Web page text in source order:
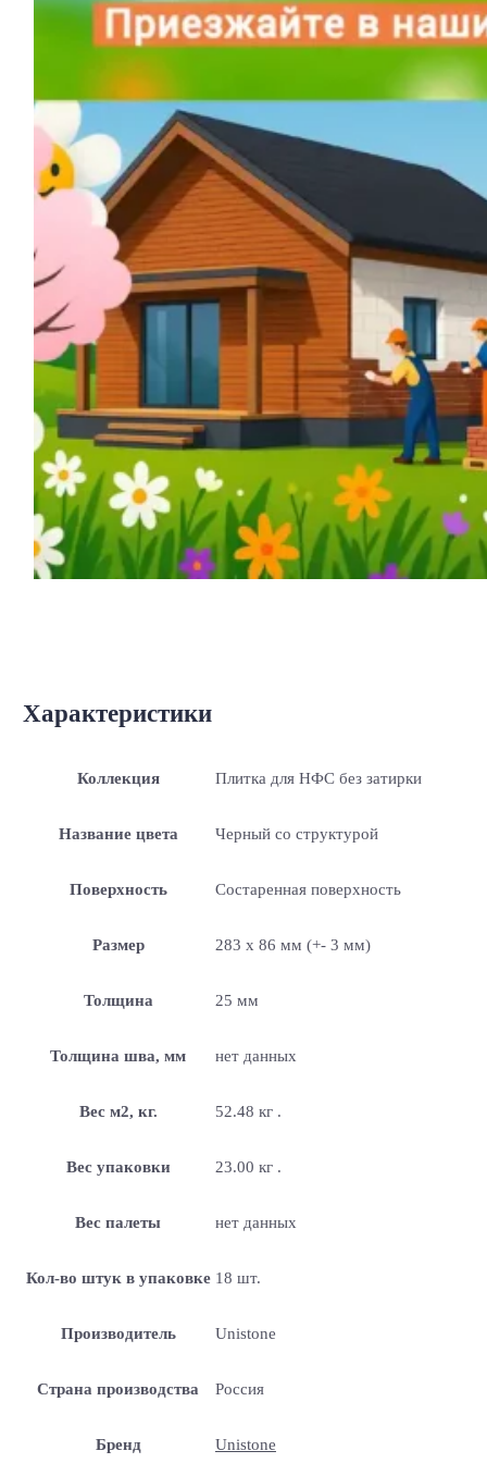
Характеристики
Коллекция Плитка для НФС без затирки
Название цвета Черный со структурой
Поверхность Состаренная поверхность
Размер 283 x 86 мм (+- 3 мм)
Толщина 25 мм
Толщина шва, мм нет данных
Вес м2, кг. 52.48 кг .
Вес упаковки 23.00 кг .
Вес палеты нет данных
Кол-во штук в упаковке 18 шт.
Производитель Unistone
Страна производства Россия
Бренд Unistone